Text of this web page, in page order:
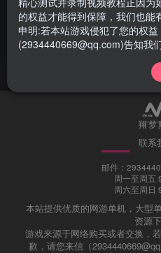
器人+生化模式+竞技【收藏
版】网游单机
3年前 1970
联系
邮件：
周一至周五
周六至周日
本站提供优质的网游单机，大型
资源下
游戏来源于网络购买或者交换，
歉，请您来信（
的权益才能得到保障，我们也能
申明:若本站游戏侵犯了您的权
(2934440669@qq.com)告知我